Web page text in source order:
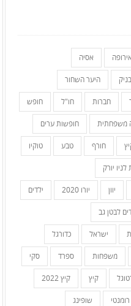
אירופה אסיה
היער השחור
חברות חו"ל חופש
משפחתית חופשות ערים
חורף טבע טוקיו
לניו יורק
יוון יורו 2020 ילדים
לבטן גב
ישראל כדורגל
משפחות ספרד סקי
קיץ קיץ 2022
רומנטי שופינג